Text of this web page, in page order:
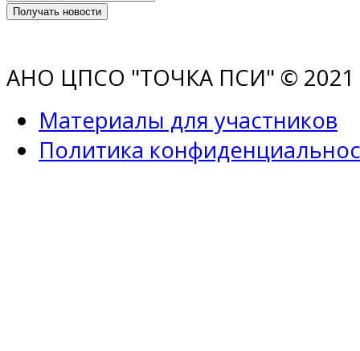
АНО ЦПСО "ТОЧКА ПСИ" © 2021
Материалы для участников
Политика